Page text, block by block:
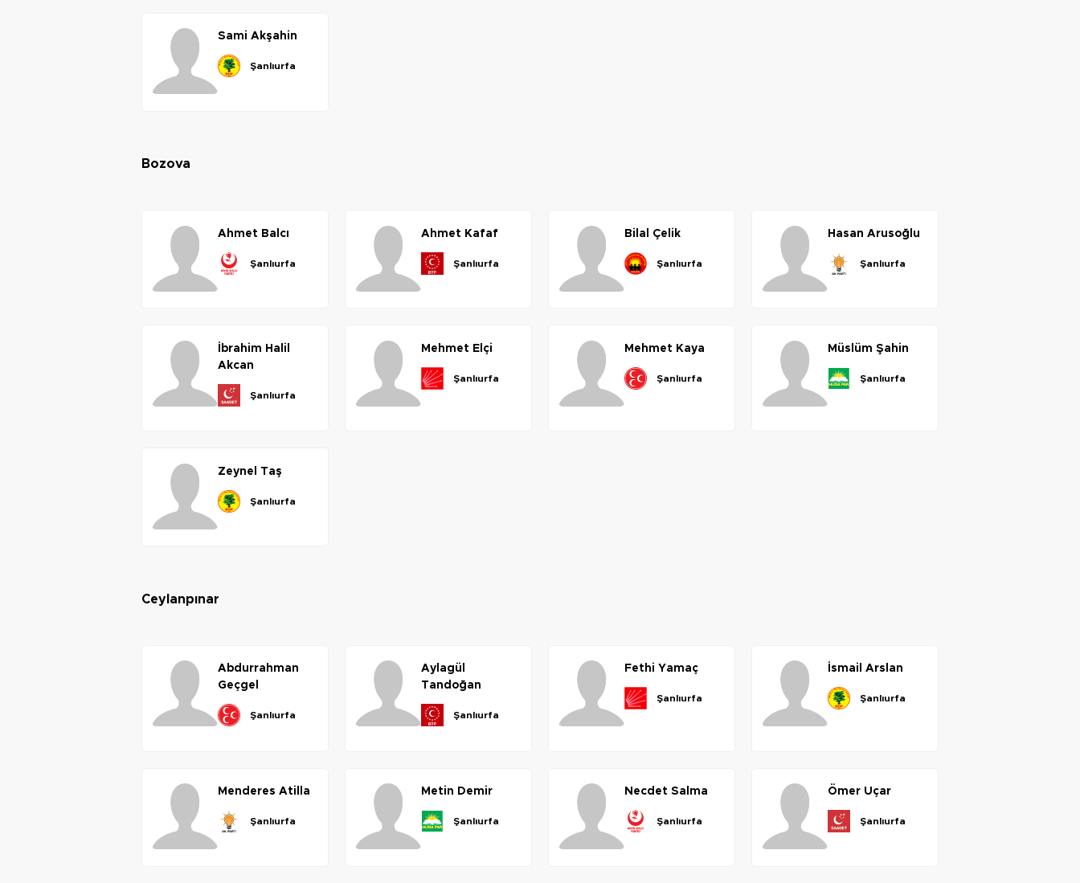
sami akşahin
şanlıurfa
bozova
ahmet balcı
şanlıurfa
ahmet kafaf
şanlıurfa
bilal çelik
şanlıurfa
hasan arusoğlu
şanlıurfa
i̇brahim
halil
akcan
şanlıurfa
mehmet elçi
şanlıurfa
mehmet kaya
şanlıurfa
müslüm şahin
şanlıurfa
zeynel taş
şanlıurfa
ceylanpınar
abdurrahman
geçgel
şanlıurfa
aylagül
tandoğan
şanlıurfa
fethi yamaç
şanlıurfa
i̇smail arslan
şanlıurfa
menderes atilla
şanlıurfa
metin demir
şanlıurfa
necdet salma
şanlıurfa
ömer uçar
şanlıurfa